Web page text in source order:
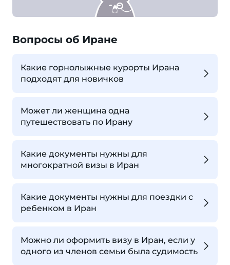
Вопросы об Иране
Какие горнолыжные курорты Ирана
подходят для новичков
Может ли женщина одна
путешествовать по Ирану
Какие документы нужны для
многократной визы в Иран
Какие документы нужны для поездки с
ребенком в Иран
Можно ли оформить визу в Иран, если у
одного из членов семьи была судимость